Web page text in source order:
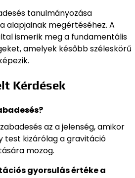
tanulmányozása
alapjainak megértéséhez. A
ismerik meg a fundamentális
amelyek később széleskörű
Kérdések
az a jelenség, amikor
test kizárólag a gravitáció
mozog.
gyorsulás értéke a